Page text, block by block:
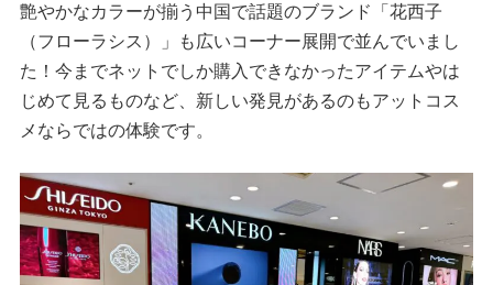
艶やかなカラーが揃う中国で話題のブランド「花西子
（フローラシス）」も広いコーナー展開で並んでいまし
た！今までネットでしか購入できなかったアイテムやは
じめて見るものなど、新しい発見があるのもアットコス
メならではの体験です。